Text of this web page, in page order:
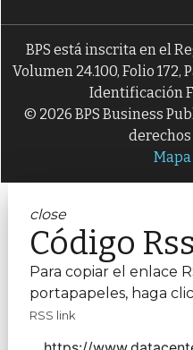
BPS está inscrita en el
Volumen 24.100, Folio
Identificación
© 2026 BPS Business
close
Código Rss
Para copiar el enlace
portapapeles, haga
RSS link